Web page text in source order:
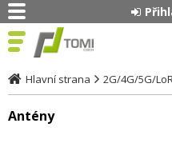
Hlavní strana 2G/4G/5G/
Antény